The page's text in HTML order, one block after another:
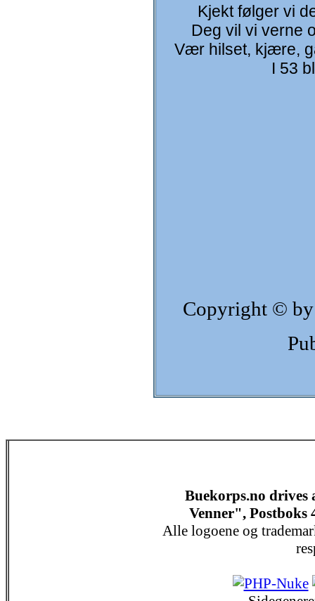
Kjekt følger vi
Deg vil vi verne
Vær hilset, kjære,
I 53
Copyright © by
Buekorps.no drives
Venner", Postboks
Alle logoene og